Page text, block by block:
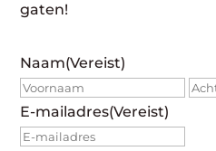
gaten!
Naam(Vereist)
E-mailadres(Vereist)